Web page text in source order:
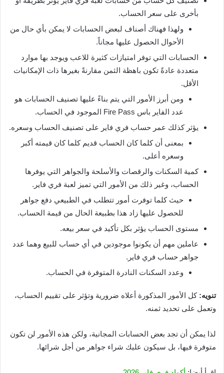
بأخرى على سعر الحساب.
ولهذا فهناك أصناف لبعض الحسابات لا يمكن بأي حال من
الأحوال الحصول عليها مجاناً.
الحسابات التي توفر امتيازات كثيرة للاعب ويوجد بها موارد
متعددة عادةً تكون باهظة الثمن مقارنةً بغيرها ذات الإمكانيات
الأقل.
ومن أبرز الأمور التي يتم بناءً عليها تصنيف الحسابات هو
عدد الفاير باس Fire Pass الموجود في الحساب.
يؤثر كذلك عمر حساب فري فاير على تصنيف الحساب وسعره.
بمعنى أن كلما كان الحساب قديم كلما كان قيمته أكبر
وسعره أعلى.
كمية السكنات والرقصات والأسلحة والجواهر التي يوفرها
الحساب، وغير ذلك من الأمور التي تميز لعبة فري فاير.
حيث كلما توفرت أمور تتطلب في الطبيعي دفع جواهر
للحصول عليها زاد هذا بطبيعة الحال من قيمة الحساب.
مستوى الحساب يؤثر بكل تأكيد في سعر بيعه.
عاملين مهم أن يكونوا موجودين في أي حساب للبيع وهما عدد
جواهر حساب فري فاير.
وعدد السكنات النادرة المتوفرة في الحساب.
تنويه:كل الأمور المذكورة أعلاه ضرورية وتؤثر على تقييم الحساب،
وتعمل على تحديد ثمنه.
لذا يمكن أن تجد بعض الحسابات المجانية، ولكن هذه الأمور لن تكون
متوفرة فيها، بل سيكون عليك شراء جواهر من أجل شرائها.